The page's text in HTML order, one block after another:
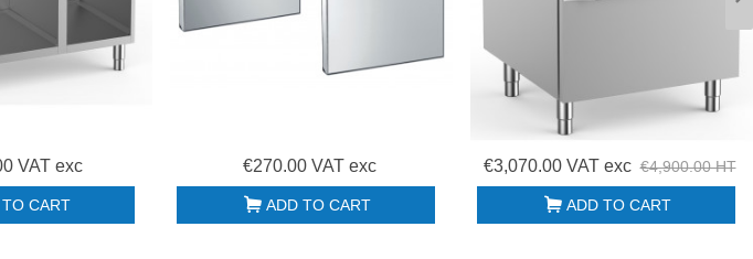
VAT exc
CART
€270.00 VAT exc
ADD TO CART
€3,070.00 VAT exc €4,900.00 HT
ADD TO CART